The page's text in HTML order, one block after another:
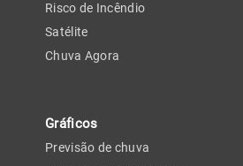
Risco de Incêndio
Satélite
Chuva Agora
Gráficos
Previsão de chuva